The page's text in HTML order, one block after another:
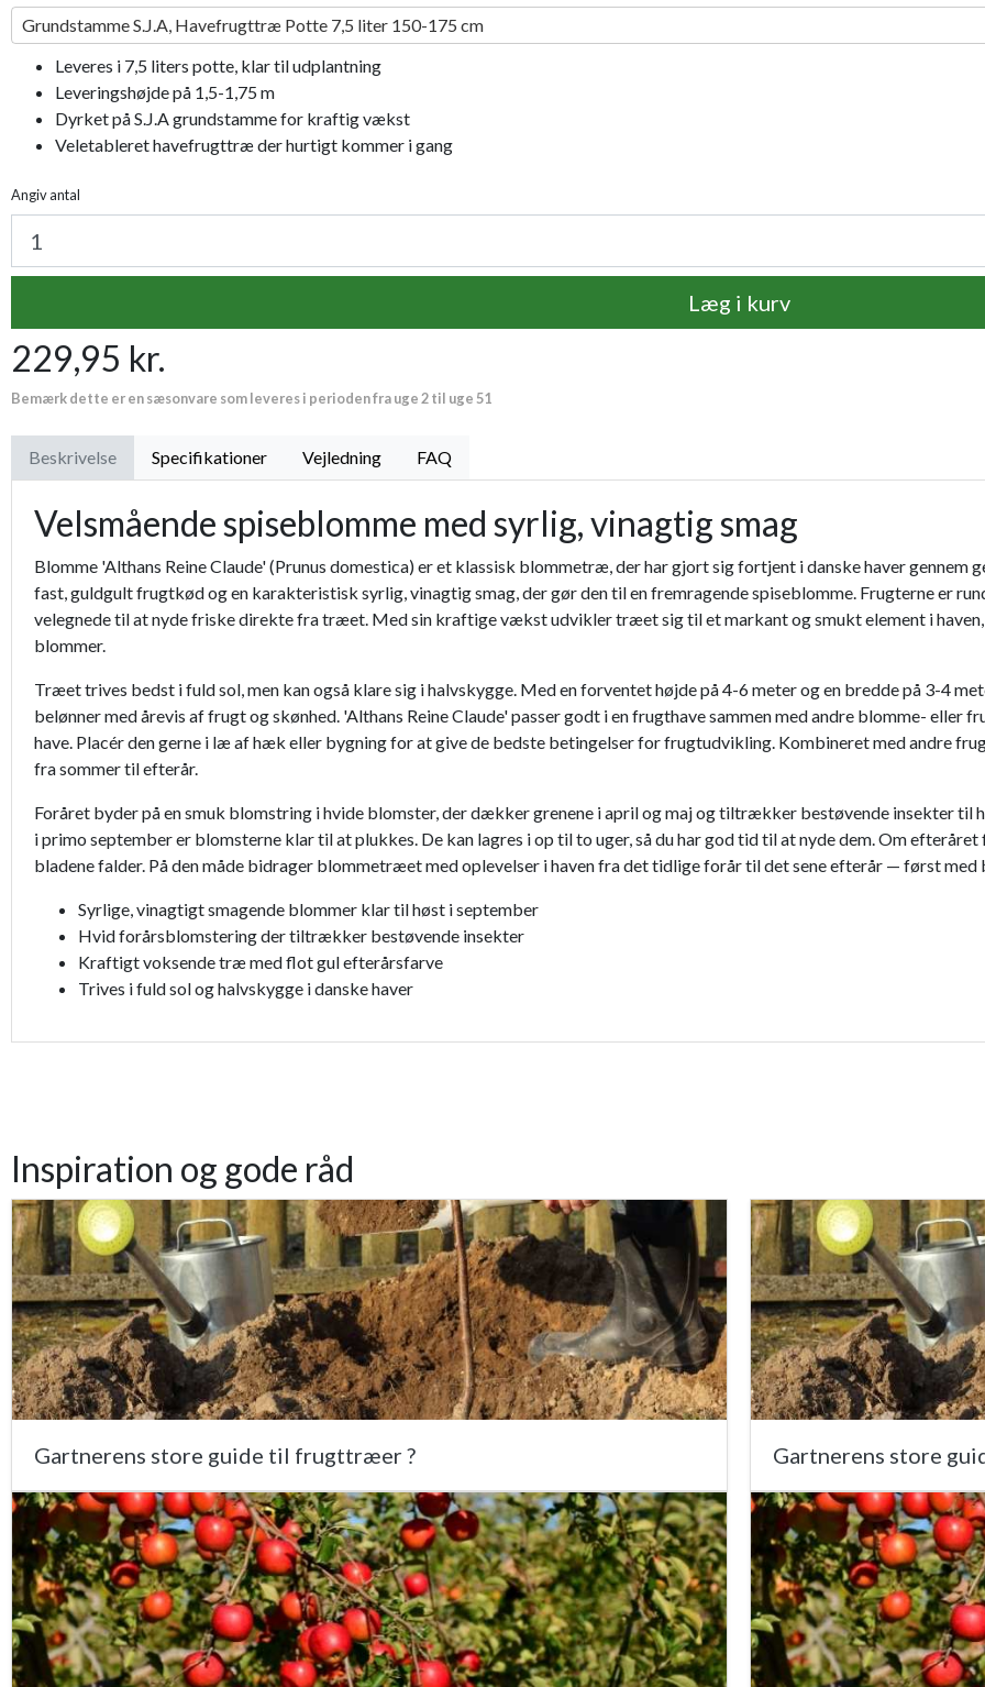
Grundstamme S.J.A, Havefrugttræ Potte 7,5 liter 150-175 cm
Leveres i 7,5 liters potte, klar til udplantning
Leveringshøjde på 1,5-1,75 m
Dyrket på S.J.A grundstamme for kraftig vækst
Veletableret havefrugttræ der hurtigt kommer i gang
Angiv antal
Læg i kurv
229,95 kr.
Bemærk dette er en sæsonvare som leveres i perioden fra uge 2 til uge 51
Beskrivelse Specifikationer Vejledning FAQ
Velsmående spiseblomme med syrlig, vinagtig smag
Blomme 'Althans Reine Claude' (Prunus domestica) er et klassisk blommetræ, der har gjort sig fortjent i danske haver
fast, guldgult frugtkød og en karakteristisk syrlig, vinagtig smag, der gør den til en fremragende spiseblomme. Frugterne er
velegnede til at nyde friske direkte fra træet. Med sin kraftige vækst udvikler træet sig til et markant og smukt element i
blommer.
Træet trives bedst i fuld sol, men kan også klare sig i halvskygge. Med en forventet højde på 4-6 meter og en bredde på 3-4
belønner med årevis af frugt og skønhed. 'Althans Reine Claude' passer godt i en frugthave sammen med andre blomme-
have. Placér den gerne i læ af hæk eller bygning for at give de bedste betingelser for frugtudvikling. Kombineret med andre
fra sommer til efterår.
Foråret byder på en smuk blomstring i hvide blomster, der dækker grenene i april og maj og tiltrækker bestøvende insekter til
i primo september er blomsterne klar til at plukkes. De kan lagres i op til to uger, så du har god tid til at nyde dem. Om
bladene falder. På den måde bidrager blommetræet med oplevelser i haven fra det tidlige forår til det sene efterår — først
Syrlige, vinagtigt smagende blommer klar til høst i september
Hvid forårsblomstering der tiltrækker bestøvende insekter
Kraftigt voksende træ med flot gul efterårsfarve
Trives i fuld sol og halvskygge i danske haver
Inspiration og gode råd
Gartnerens store guide til frugttræer ? Gartnerens store